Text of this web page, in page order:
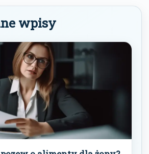
wpisy